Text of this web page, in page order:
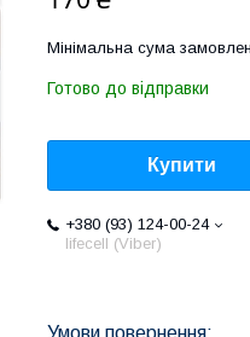
Мінімальна сума
Готово до відправки
Купити
+380 (93) 124-00-24
lifecell (Viber)